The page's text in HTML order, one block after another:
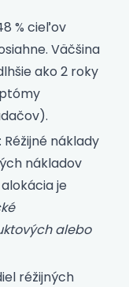
% cieľov
Väčšina
ako 2 roky
Réžijné náklady
nákladov
je
alebo
réžijných